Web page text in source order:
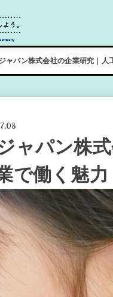
ャパン株式会社の企業研究｜人
ャパン株
で働く魅力